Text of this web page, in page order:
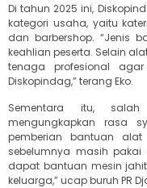
Di tahun 2025 ini,
kategori usaha, yaitu
dan barbershop. “Jenis
keahlian peserta. Selain
tenaga profesional
Diskopindag,” terang Eko.
Sementara itu,
mengungkapkan rasa
pemberian bantuan
sebelumnya masih
dapat bantuan mesin
keluarga,” ucap buruh PR